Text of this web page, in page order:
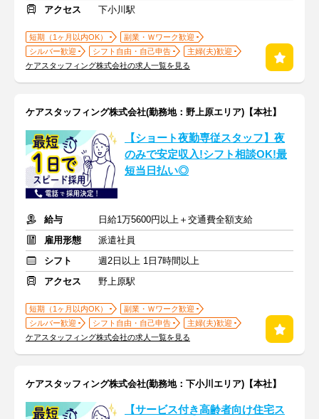
アクセス
下小川駅
短期（1ヶ月以内OK）
副業・Ｗワーク歓迎
シルバー歓迎
シフト自由・自己申告
主婦(夫)歓迎
ケアスタッフィング株式会社の求人一覧を見る
ケアスタッフィング株式会社(勤務地：野上原エリア)【本社】
【ショート夜勤専従スタッフ】夜
のみで安定収入!シフト相談OK!最
短当日払い◎
給与
日給1万5600円以上＋交通費全額支給
雇用形態
派遣社員
シフト
週2日以上 1日7時間以上
アクセス
野上原駅
短期（1ヶ月以内OK）
副業・Ｗワーク歓迎
シルバー歓迎
シフト自由・自己申告
主婦(夫)歓迎
ケアスタッフィング株式会社の求人一覧を見る
ケアスタッフィング株式会社(勤務地：下小川エリア)【本社】
【サービス付き高齢者向け住宅ス